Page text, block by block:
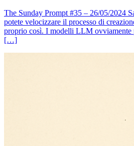
The Sunday Prompt #35 – 26/05/2024
potete velocizzare il processo di
proprio così. I modelli LLM ovviamente
[…]